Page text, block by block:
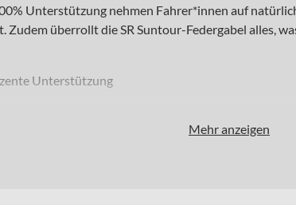
Unterstützung nehmen Fahrer*innen auf
überrollt die SR Suntour-Federgabel alles,
Unterstützung
Mehr anzeigen